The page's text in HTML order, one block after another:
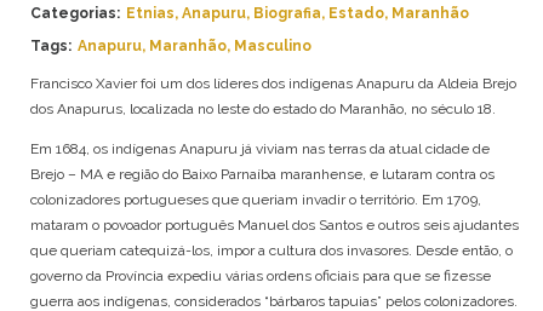
MARANHÃO
MATO GROSSO
PARAÍBA
PARANÁ
PERNAMBUCO
RIO GRANDE DO NORTE
ARITI
ATIKUM
BORORO
BOTOCUDO
FULNIÔ
GAVIÃO
GUAJAJARA
GUARANI
GUARANI MBYA
GUARANI-KAIOWÁ
Categorias: Etnias, Anapuru, Biografia, Estado, Maranhão
Tags: Anapuru, Maranhão, Masculino
Francisco Xavier foi um dos líderes dos indígenas Anapuru da Aldeia Brejo
dos Anapurus, localizada no leste do estado do Maranhão, no século 18.
Em 1684, os indígenas Anapuru já viviam nas terras da atual cidade de
Brejo – MA e região do Baixo Parnaíba maranhense, e lutaram contra os
colonizadores portugueses que queriam invadir o território. Em 1709,
mataram o povoador português Manuel dos Santos e outros seis ajudantes
que queriam catequizá-los, impor a cultura dos invasores. Desde então, o
governo da Província expediu várias ordens oficiais para que se fizesse
guerra aos indígenas, considerados “bárbaros tapuias” pelos colonizadores.